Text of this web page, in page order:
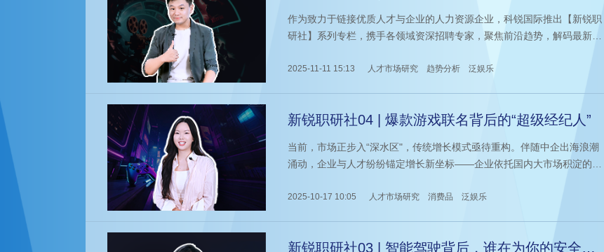
作为致力于链接优质人才与企业的人力资源企业，科锐国际推出【新锐职
研社】系列专栏，携手各领域资深招聘专家，聚焦前沿趋势，解码最新热
2025-11-11 15:13 人才市场研究 趋势分析 泛娱乐
新锐职研社04 | 爆款游戏联名背后的“超级经纪人”
当前，市场正步入“深水区"，传统增长模式亟待重构。伴随中企出海浪潮
涌动，企业与人才纷纷锚定增长新坐标——企业依托国内大市场积淀的产
勾勒出可持续的全球化新路径。
2025-10-17 10:05 人才市场研究 消费品 泛娱乐
新锐职研社03 | 智能驾驶背后，谁在为你的安全保